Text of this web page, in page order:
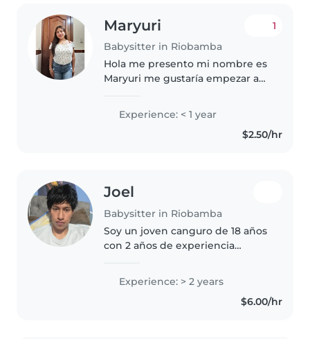
Maryuri
Babysitter in Riobamba
1
Hola me presento mi nombre es
Maryuri me gustaría empezar a
toda la responsabilidad se en
acatar las órdenes como se me
pida, y velar por el cuidado..
Experience: < 1 year
$2.50/hr
Joel
Babysitter in Riobamba
Soy un joven canguro de 18 años
con 2 años de experiencia
edades, desde bebés hasta niños
en edad escolar. Soy una
persona responsable, creativa y
Experience: > 2 years
$6.00/hr